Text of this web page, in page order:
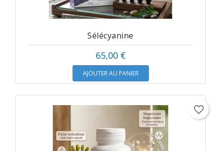
Sélécyanine
65,00 €
AJOUTER AU PANIER
favorite_border